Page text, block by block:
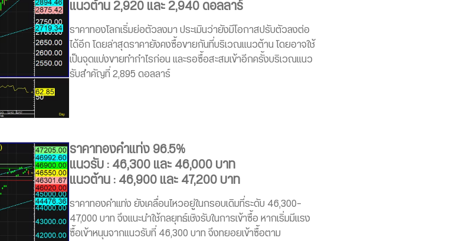
แนวต้าน 2,920 และ 2,940 ดอลลาร์
ราคาทองโลกเริ่มย่อตัวลงมา ประเมินว่ายังมีโอกาสปรับตัวลงต่อ
ได้อีก โดยล่าสุดราคายังคงซื้อขายกันที่บริเวณแนวต้าน โดยอาจใช้
เป็นจุดแบ่งขายทำกำไรก่อน และรอซื้อสะสมเข้าอีกครั้งบริเวณแนว
รับสำคัญที่ 2,895 ดอลลาร์
ราคาทองคำแท่ง 96.5%
แนวรับ : 46,300 และ 46,000 บาท
แนวต้าน : 46,900 และ 47,200 บาท
ราคาทองคำแท่ง ยังเคลื่อนไหวอยู่ในกรอบเดิมที่ระดับ 46,300-
47,000 บาท จึงแนะนำใช้กลยุทธ์เชิงรับในการเข้าซื้อ หากเริ่มมีแรง
ซื้อเข้าหนุนจากแนวรับที่ 46,300 บาท จึงทยอยเข้าซื้อตาม